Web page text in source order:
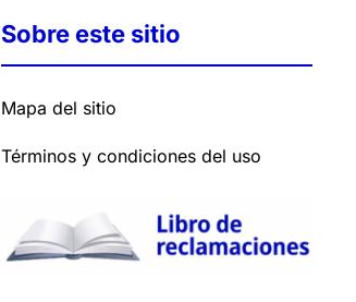
Sobre este sitio
Mapa del sitio
Términos y condiciones del uso